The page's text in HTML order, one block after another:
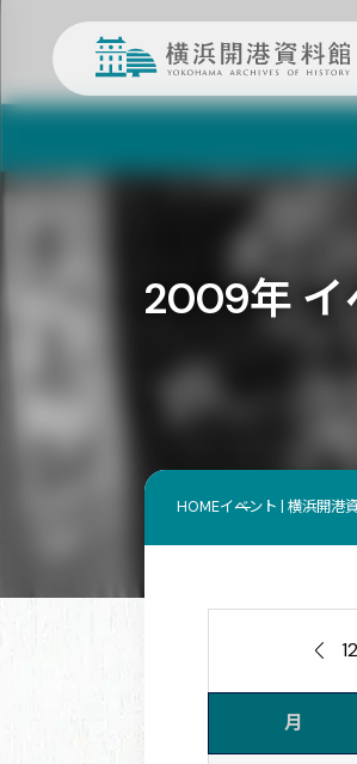
2009年 イ
HOMEイベント | 横浜開港

月